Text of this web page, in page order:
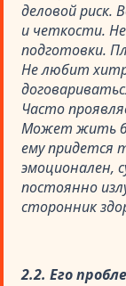
деловой риск.
и четкости.
подготовки.
Не любит
Часто
Может жить
ему придется
эмоционален,
постоянно
сторонник
2.2. Его